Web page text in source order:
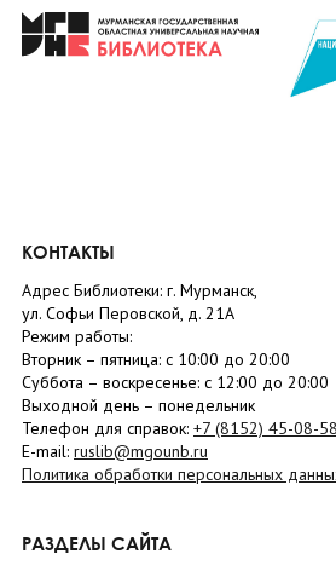
КОНТАКТЫ
Адрес Библиотеки: г. Мурманск,
ул. Софьи Перовской, д. 21А
Режим работы:
Вторник – пятница: с 10:00 до 20:00
Суббота – воскресенье: c 12:00 до 20:00
Выходной день – понедельник
Телефон для справок: +7 (8152) 45-08-58
E-mail: ruslib@mgounb.ru
Политика обработки персональных
РАЗДЕЛЫ САЙТА